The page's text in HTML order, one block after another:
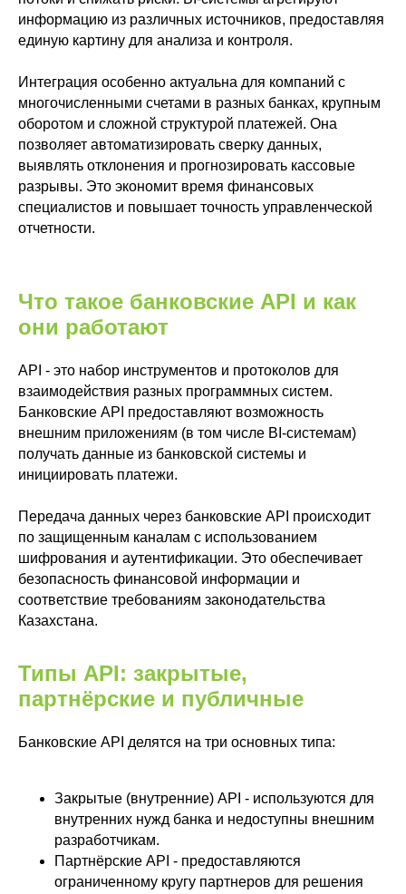
информацию из различных источников, предоставляя
единую картину для анализа и контроля.
Интеграция особенно актуальна для компаний с
многочисленными счетами в разных банках, крупным
оборотом и сложной структурой платежей. Она
позволяет автоматизировать сверку данных,
выявлять отклонения и прогнозировать кассовые
разрывы. Это экономит время финансовых
специалистов и повышает точность управленческой
отчетности.
Что такое банковские API и как
они работают
API - это набор инструментов и протоколов для
взаимодействия разных программных систем.
Банковские API предоставляют возможность
внешним приложениям (в том числе BI-системам)
получать данные из банковской системы и
инициировать платежи.
Передача данных через банковские API происходит
по защищенным каналам с использованием
шифрования и аутентификации. Это обеспечивает
безопасность финансовой информации и
соответствие требованиям законодательства
Казахстана.
Типы API: закрытые,
партнёрские и публичные
Банковские API делятся на три основных типа:
Закрытые (внутренние) API - используются для
внутренних нужд банка и недоступны внешним
разработчикам.
Партнёрские API - предоставляются
ограниченному кругу партнеров для решения